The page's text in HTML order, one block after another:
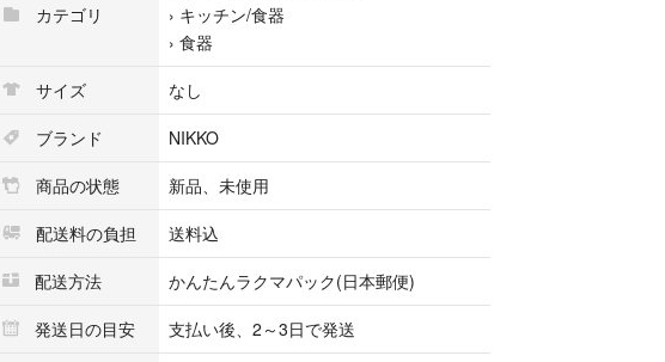
カテゴリ
› キッチン/食器
› 食器
サイズ
なし
ブランド
NIKKO
商品の状態
新品、未使用
配送料の負担
送料込
配送方法
かんたんラクマパック(日本郵便)
発送日の目安
支払い後、2～3日で発送